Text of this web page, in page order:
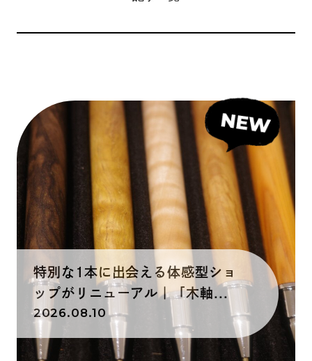
特別な1本に出会える体感型ショ
ップがリニューアル｜「木軸...
2026.08.10